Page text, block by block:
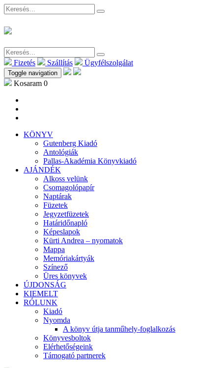
Fizetés Szállítás Ügyfélszolgálat
Toggle navigation
Kosaram 0
KÖNYV
Gutenberg Kiadó
Antológiák
Pallas-Akadémia Könyvkiadó
AJÁNDÉK
Alkoss velünk
Csomagolópapír
Naptárak
Füzetek
Jegyzetfüzetek
Határidőnapló
Képeslapok
Kürti Andrea – nyomatok
Mappa
Memóriakártyák
Színező
Üres könyvek
ÚJDONSÁG
KIEMELT
RÓLUNK
Kiadó
Nyomda
A könyv útja tanműhely-foglalkozás
Könyvesboltok
Elérhetőségeink
Támogató partnerek